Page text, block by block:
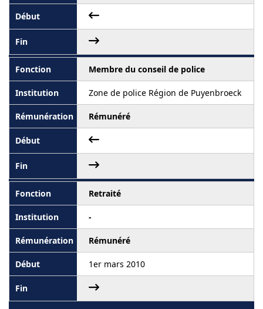
Membre du conseil de police
Zone de police Région de Puyenbroeck
Rémunéré
Retraité
-
Rémunéré
1er mars 2010